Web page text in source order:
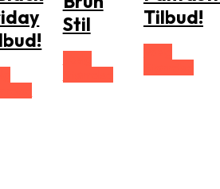
Stil
Tilbud!